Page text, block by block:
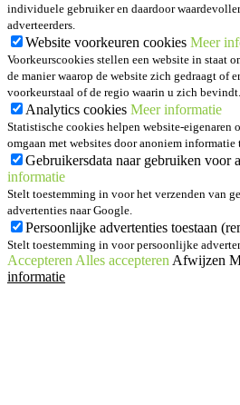
individuele gebruiker en daardoor
adverteerders.
Website voorkeuren cookies Meer
Voorkeurscookies stellen een website in staat
de manier waarop de website zich gedraagt of
voorkeurstaal of de regio waarin u zich bevindt.
Analytics cookies Meer informatie
Statistische cookies helpen website-eigenaren
omgaan met websites door anoniem informatie
Gebruikersdata naar gebruiken voor
informatie
Stelt toestemming in voor het verzenden van
advertenties naar Google.
Persoonlijke advertenties toestaan
Stelt toestemming in voor persoonlijke
Accepteren Alles accepteren Afwijzen
informatie